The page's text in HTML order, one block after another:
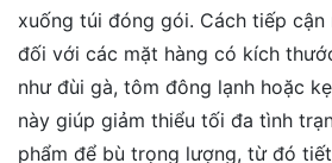
xuống túi đóng gói. Cách tiếp cận
đối với các mặt hàng có kích
như đùi gà, tôm đông lạnh hoặc
này giúp giảm thiểu tối đa tình
phẩm để bù trọng lượng, từ đó